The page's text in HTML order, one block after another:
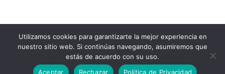
Impressum
Política de Privacidad
Política de cookies
Utilizamos cookies para garantizarte la mejor experiencia en
nuestro sitio web. Si continúas navegando, asumiremos que
estás de acuerdo con su uso.
Aceptar
Rechazar Política de Privacidad